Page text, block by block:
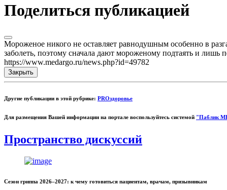
Поделиться публикацией
Мороженое никого не оставляет равнодушным особенно в
заболеть, поэтому сначала дают мороженому подтаять и лишь
https://www.medargo.ru/news.php?id=49782
Закрыть
Другие публикации в этой рубрике: PROздоровье
Для размещения Вашей информации на портале воспользуйтесь системой "Паблик
Пространство дискуссий
Сезон гриппа 2026–2027: к чему готовиться пациентам, врачам, призывникам